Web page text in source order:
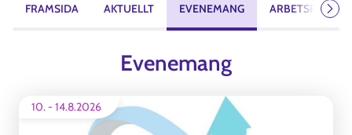
FRAMSIDA AKTUELLT EVENEMANG
Evenemang
10.-14.8.2026